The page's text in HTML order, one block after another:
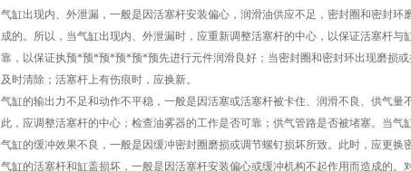
气缸出现内、外泄漏，一般是因活塞杆安装偏心，润滑油供应不足，密封圈和密封环
成的。所以，当气缸出现内、外泄漏时，应重新调整活塞杆的中心，以保证活塞杆与
靠，以保证执预*预*预*预*预*预先进行元件润滑良好；当密封圈和密封环出现磨损
及时清除；活塞杆上有伤痕时，应换新。
气缸的输出力不足和动作不平稳，一般是因活塞或活塞杆被卡住、润滑不良、供气量
此，应调整活塞杆的中心；检查油雾器的工作是否可靠；供气管路是否被堵塞。当气
气缸的缓冲效果不良，一般是因缓冲密封圈磨损或调节螺钉损坏所致。此时，应更换
气缸的活塞杆和缸盖损坏，一般是因活塞杆安装偏心或缓冲机构不起作用而造成的。